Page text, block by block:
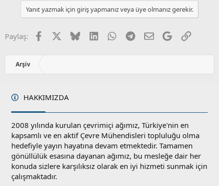
Yanıt yazmak için giriş yapmanız veya üye olmanız gerekir.
Paylaş: Facebook BlueskyLinkedInWhatsApp
Telegram
E-postaGoogleLink
Arşiv
HAKKIMIZDA
2008 yılında kurulan çevrimiçi ağımız, Türkiye'nin en
kapsamlı ve en aktif Çevre Mühendisleri topluluğu olma
hedefiyle yayın hayatına devam etmektedir. Tamamen
gönüllülük esasına dayanan ağımız, bu mesleğe dair her
konuda sizlere karşılıksız olarak en iyi hizmeti sunmak için
çalışmaktadır.